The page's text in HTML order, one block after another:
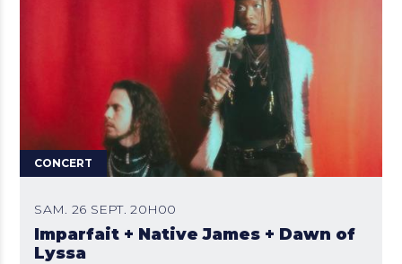
CONCERT
SAM. 26 SEPT. 20H00
Imparfait + Native James + Dawn of
Lyssa